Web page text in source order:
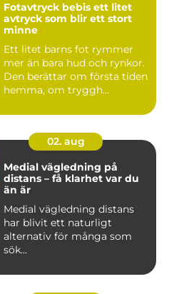
Fotavtryck bebis ett litet
avtryck som blir ett stort
minne
Ett litet barns fot rymmer
mer än bara hud och rynkor.
Den berättar om första tiden
hemma, om tryggh...
02. aug
Medial vägledning på
distans – få klarhet var du
än är
Medial vägledning distans
har blivit ett naturligt
alternativ för många som
sök...